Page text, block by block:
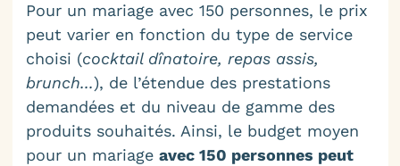
Pour un mariage avec 150 personnes, le prix
peut varier en fonction du type de service
choisi (cocktail dînatoire, repas assis,
brunch...), de l’étendue des prestations
demandées et du niveau de gamme des
produits souhaités. Ainsi, le budget moyen
pour un mariage avec 150 personnes peut